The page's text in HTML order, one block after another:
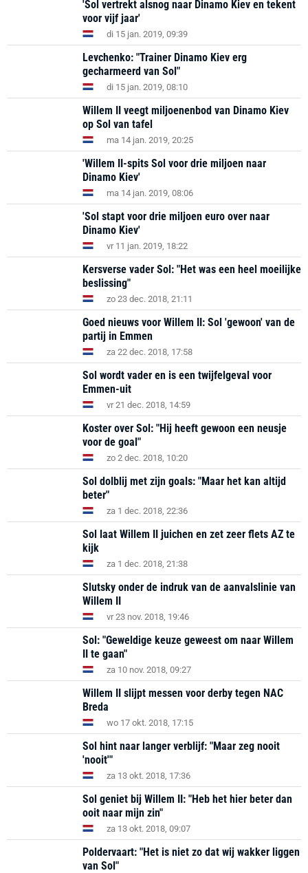
'Sol vertrekt alsnog naar Dinamo Kiev en tekent
voor vijf jaar'
di 15 jan. 2019, 09:39
Levchenko: "Trainer Dinamo Kiev erg
gecharmeerd van Sol"
di 15 jan. 2019, 08:10
Willem II veegt miljoenenbod van Dinamo Kiev
op Sol van tafel
ma 14 jan. 2019, 20:25
'Willem II-spits Sol voor drie miljoen naar
Dinamo Kiev'
ma 14 jan. 2019, 08:06
'Sol stapt voor drie miljoen euro over naar
Dinamo Kiev'
vr 11 jan. 2019, 18:22
Kersverse vader Sol: "Het was een heel moeilijke
beslissing"
zo 23 dec. 2018, 21:11
Goed nieuws voor Willem II: Sol 'gewoon' van de
partij in Emmen
za 22 dec. 2018, 17:58
Sol wordt vader en is een twijfelgeval voor
Emmen-uit
vr 21 dec. 2018, 14:59
Koster over Sol: "Hij heeft gewoon een neusje
voor de goal"
zo 2 dec. 2018, 10:20
Sol dolblij met zijn goals: "Maar het kan altijd
beter"
za 1 dec. 2018, 22:36
Sol laat Willem II juichen en zet zeer flets AZ te
kijk
za 1 dec. 2018, 21:38
Slutsky onder de indruk van de aanvalslinie van
Willem II
vr 23 nov. 2018, 19:46
Sol: "Geweldige keuze geweest om naar Willem
II te gaan"
za 10 nov. 2018, 09:27
Willem II slijpt messen voor derby tegen NAC
Breda
wo 17 okt. 2018, 17:15
Sol hint naar langer verblijf: "Maar zeg nooit
'nooit'"
za 13 okt. 2018, 17:36
Sol geniet bij Willem II: "Heb het hier beter dan
ooit naar mijn zin"
za 13 okt. 2018, 09:07
Poldervaart: "Het is niet zo dat wij wakker liggen
van Sol"